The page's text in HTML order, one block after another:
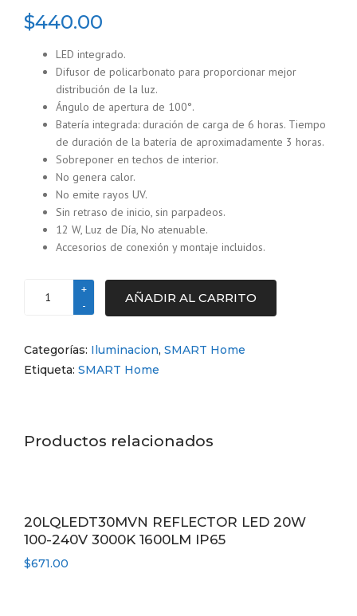
$440.00
LED integrado.
Difusor de policarbonato para proporcionar mejor
distribución de la luz.
Ángulo de apertura de 100°.
Batería integrada: duración de carga de 6 horas. Tiempo
de duración de la batería de aproximadamente 3 horas.
Sobreponer en techos de interior.
No genera calor.
No emite rayos UV.
Sin retraso de inicio, sin parpadeos.
12 W, Luz de Día, No atenuable.
Accesorios de conexión y montaje incluidos.
LED12W100-
240V6500K
AÑADIR AL CARRITO
Categorías: Iluminacion, SMART Home
Etiqueta: SMART Home
Productos relacionados
20LQLEDT30MVN REFLECTOR LED 20W
100-240V 3000K 1600LM IP65
$671.00